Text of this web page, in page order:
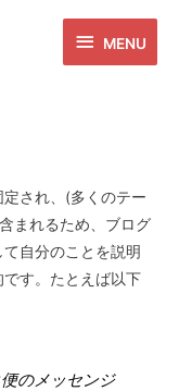
MENU
され、(多くのテー
まれるため、ブログ
自分のことを説明
す。たとえば以下
のメッセンジ